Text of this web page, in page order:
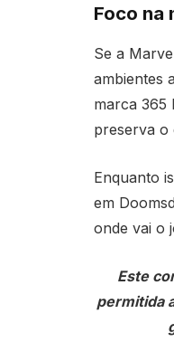
Foco na
Se a
ambientes
marca 365
preserva o
Enquanto
em
onde vai o
Este
permitida